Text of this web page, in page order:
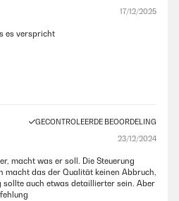
17/12/2025
es verspricht
GECONTROLEERDE BEOORDELING
23/12/2024
macht was er soll. Die Steuerung
macht das der Qualität keinen Abbruch,
sollte auch etwas detaillierter sein. Aber